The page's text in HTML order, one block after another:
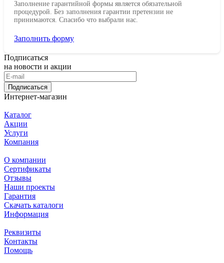
Заполнение гарантийной формы является обязательной
процедурой. Без заполнения гарантии претензии не
принимаются. Спасибо что выбрали нас.
Заполнить форму
Подписаться
на новости и акции
Подписаться
Интернет-магазин
Каталог
Акции
Услуги
Компания
О компании
Сертификаты
Отзывы
Наши проекты
Гарантия
Скачать каталоги
Информация
Реквизиты
Контакты
Помощь